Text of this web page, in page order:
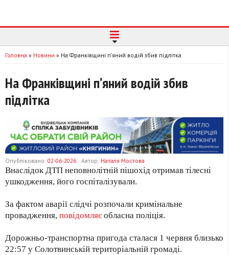
Головна » Новини » На Франківщині пʼяний водій збив підлітка
На Франківщині пʼяний водій збив
підлітка
Опубліковано: 02-06-2026 Автор: Наталя Мостова
Внаслідок ДТП неповнолітній пішохід отримав тілесні
ушкодження, його госпіталізували.
За фактом аварії слідчі розпочали кримінальне
провадження, повідомляє обласна поліція.
Дорожньо-транспортна пригода сталася 1 червня близько
22:57 у Солотвинській територіальній громаді.